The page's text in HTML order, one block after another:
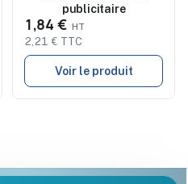
publicitaire
1,84 €
2,21 € TTC
Voir le produit